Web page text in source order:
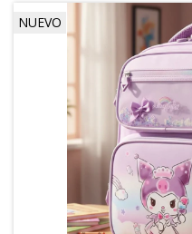
NUEVO